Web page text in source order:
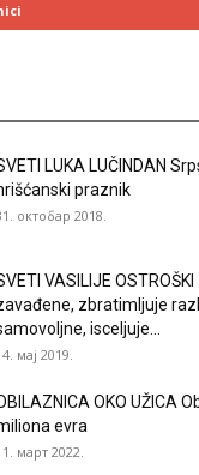
LUKA LUČINDAN
praznik
октобар 2018.
VASILIJE
zbratimljuje
isceljuje...
мај 2019.
OKO UŽICA
evra
март 2022.